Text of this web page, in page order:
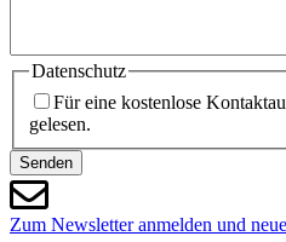
Datenschutz
Für eine kostenlose
gelesen.
Senden
Zum Newsletter anmelden und